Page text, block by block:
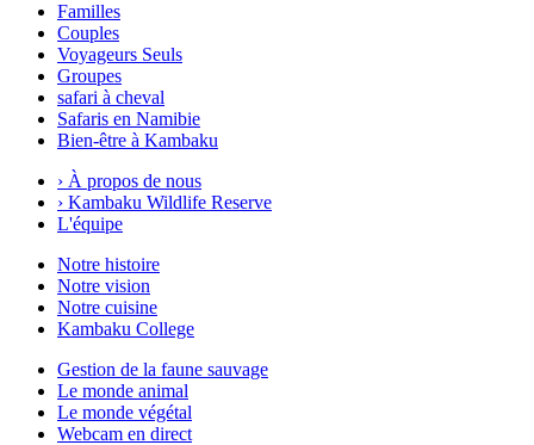
Familles
Couples
Voyageurs Seuls
Groupes
safari à cheval
Safaris en Namibie
Bien-être à Kambaku
› À propos de nous
› Kambaku Wildlife Reserve
L'équipe
Notre histoire
Notre vision
Notre cuisine
Kambaku College
Gestion de la faune sauvage
Le monde animal
Le monde végétal
Webcam en direct